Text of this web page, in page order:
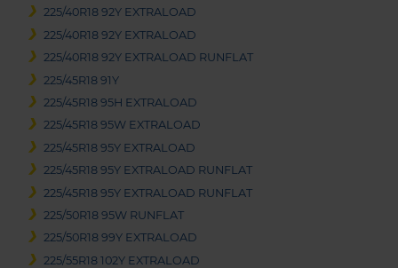
225/40R18 92Y EXTRALOAD
225/40R18 92Y EXTRALOAD
225/40R18 92Y EXTRALOAD RUNFLAT
225/45R18 91Y
225/45R18 95H EXTRALOAD
225/45R18 95W EXTRALOAD
225/45R18 95Y EXTRALOAD
225/45R18 95Y EXTRALOAD RUNFLAT
225/45R18 95Y EXTRALOAD RUNFLAT
225/50R18 95W RUNFLAT
225/50R18 99Y EXTRALOAD
225/55R18 102Y EXTRALOAD